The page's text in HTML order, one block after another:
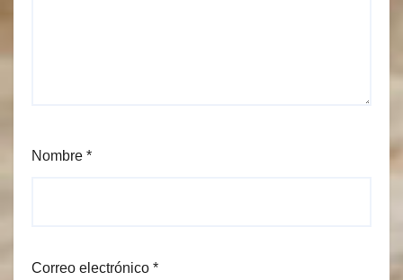
Nombre *
Correo electrónico *